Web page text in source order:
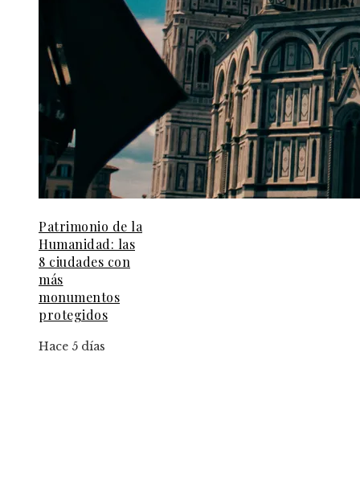
Patrimonio de la
Humanidad: las
8 ciudades con
más
monumentos
protegidos
Hace 5 días